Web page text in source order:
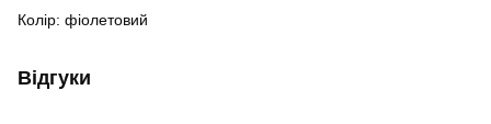
Колір: фіолетовий
Відгуки